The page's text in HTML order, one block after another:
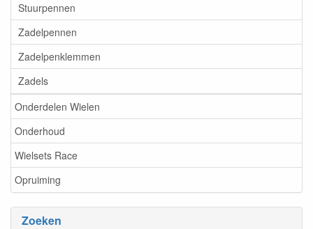
Stuurpennen
Zadelpennen
Zadelpenklemmen
Zadels
Onderdelen Wielen
Onderhoud
Wielsets Race
Opruiming
Zoeken